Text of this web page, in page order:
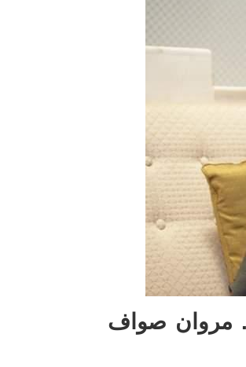
مروان صواف